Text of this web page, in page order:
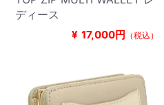
ディース
¥ 17,000円 （税込）